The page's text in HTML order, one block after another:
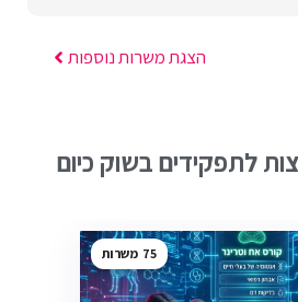
הצגת משרות נוספות
לתפקידים בשוק כיום
75